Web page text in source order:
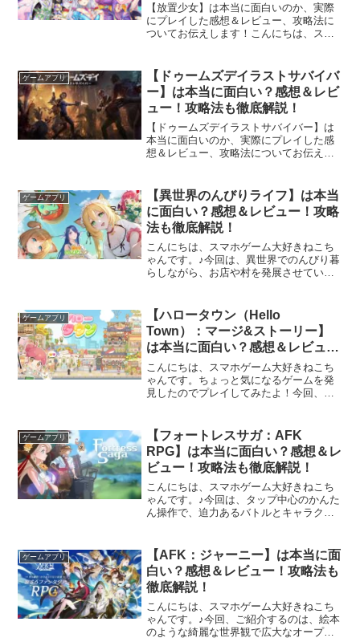
【放置少女】は本当に面白いのか、実際
にプレイした感想＆レビュー、攻略法に
ついてお伝えします！こんにちは、スマ
が実際に触ってみて感じた、正直な感想
をお伝えします！『放置少...
ゲームアプリ
【ドゥームズデイラストサバイバ
ー】は本当に面白い？感想＆レビ
ュー！攻略法も徹底解説！
【ドゥームズデイラストサバイバー】は
本当に面白いのか、実際にプレイした感
想＆レビュー、攻略法についてお伝えし
イラストサバイバー』というゲームにつ
いて、私が実際に触ってみ...
ゲームアプリ
【異世界のんびりライフ】は本当
に面白い？感想＆レビュー！攻略
法も徹底解説！
こんにちは、スマホゲーム大好きねこち
ゃんです。♪今回は、異世界でのんびり暮
らしながら、お店や村を発展させていく
す！「異世界のんびりライフって面白い
の？」「どんなゲームなの...
ゲームアプリ
【ハロータウン（Hello
Town）：マージ&ストーリー】
は本当に面白い？感想＆レビュ
ー！攻略法も徹底解説！
こんにちは、スマホゲーム大好きねこち
ゃんです。ちょっと気になるゲームを発
見したのでプレイしてみたよ！今回、ご
ム…『ハロータウン（Hello Town）：マ
ージ&ストーリー...
ゲームアプリ
【フォートレスサガ：AFK
RPG】は本当に面白い？感想＆レ
ビュー！攻略法も徹底解説！
こんにちは、スマホゲーム大好きねこち
ゃんです。♪今回は、タップ中心のかんた
ん操作で、迫力あるバトルとキャラクタ
介していきます！「フォートレスサガっ
て面白いの？」「...
ゲームアプリ
【AFK：ジャーニー】は本当に面
白い？感想＆レビュー！攻略法も
徹底解説！
こんにちは、スマホゲーム大好きねこち
ゃんです。♪今回、ご紹介するのは、絵本
のような綺麗な世界観で広大なオープン